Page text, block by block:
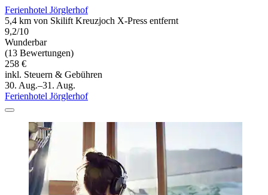
Ferienhotel Jörglerhof
5,4 km von Skilift Kreuzjoch X-Press entfernt
9,2/10
Wunderbar
(13 Bewertungen)
258 €
inkl. Steuern & Gebühren
30. Aug.–31. Aug.
Ferienhotel Jörglerhof